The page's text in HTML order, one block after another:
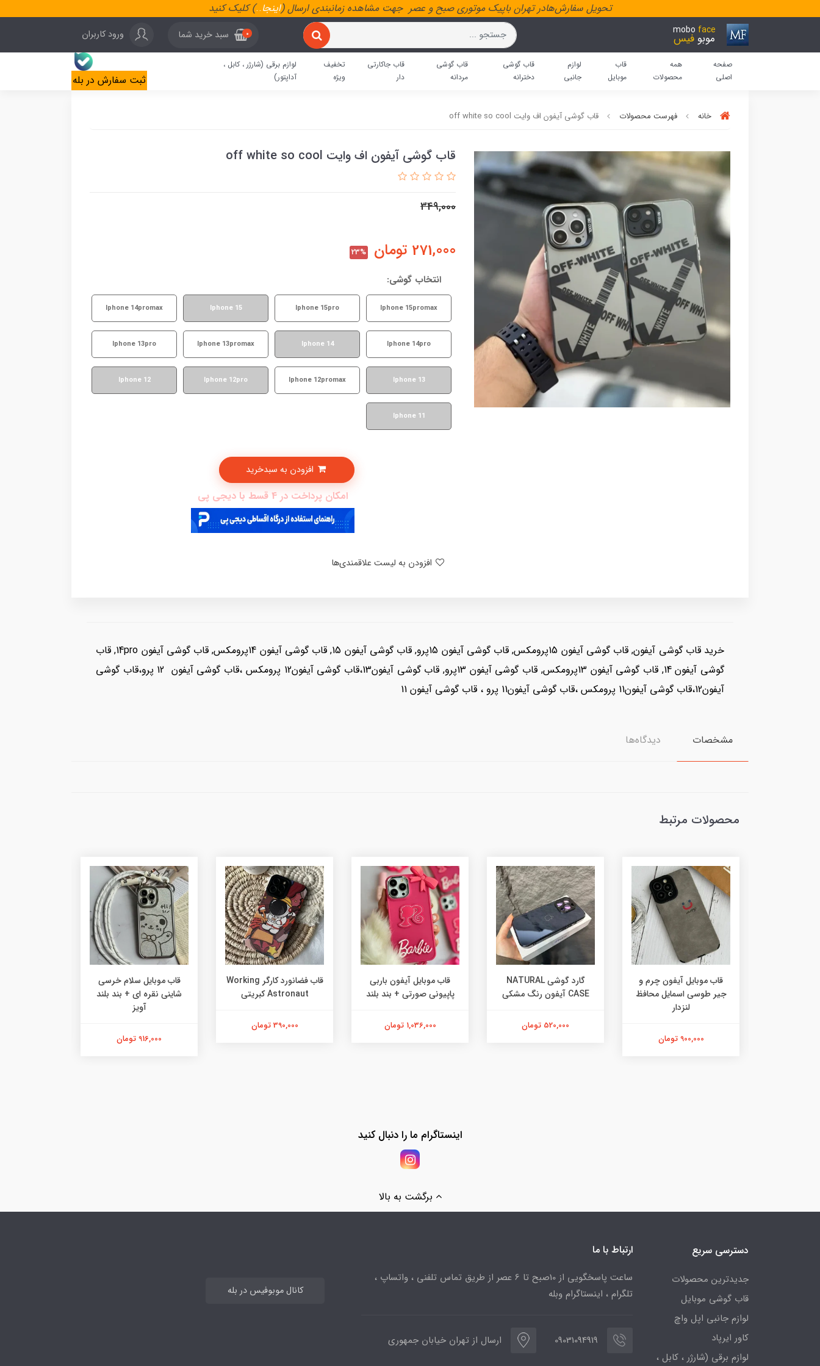
تحویل سفارش‌هادر تهران باپیک موتوری صبح و عصر جهت مشاهده زمانبندی ارسال (اینجا..) کلیک کنید
mobo face
موبو فیس 0 سبد خرید شما ورود کاربران
صفحه
اصلی
همه
محصولات
قاب
موبایل
لوازم
جانبی
قاب گوشی
دخترانه
قاب گوشی
مردانه
قاب جاکارتی
دار
تخفیف
ویژه
لوازم برقی (شارژر ، کابل ،
آداپتور)
ثبت سفارش در بله
خانه فهرست محصولات قاب گوشی آیفون اف وایت off white so cool
قاب گوشی آیفون اف وایت off white so cool
349,000
271,000 تومان 23%
انتخاب گوشی:
Iphone 15promax
Iphone 15pro
Iphone 15
Iphone 14promax
Iphone 14pro
Iphone 14
Iphone 13promax
Iphone 13pro
Iphone 13
Iphone 12promax
Iphone 12pro
Iphone 12
Iphone 11
امکان پرداخت در 4 قسط با دیجی پی
خرید قاب گوشی آیفون, قاب گوشی آیفون 15پرومکس, قاب گوشی آیفون 15پرو, قاب گوشی آیفون 15, قاب گوشی آیفون 14پرومکس, قاب گوشی آیفون 14pro, قاب
گوشی آیفون 14, قاب گوشی آیفون 13پرومکس, قاب گوشی آیفون 13پرو, قاب گوشی آیفون13،قاب گوشی آیفون12 پرومکس ،قاب گوشی آیفون 12 پرو،قاب گوشی
آیفون12،قاب گوشی آیفون11 پرومکس ،قاب گوشی آیفون11 پرو ، قاب گوشی آیفون 11
مشخصات دیدگاه‌ها
محصولات مرتبط
قاب موبایل آیفون چرم و
جیر طوسی اسمایل محافظ
لنزدار
900,000 تومان
گارد گوشی NATURAL
CASE آیفون رنگ مشکی
520,000 تومان
قاب موبایل آیفون باربی
پاپیونی صورتی + بند بلند
1,036,000 تومان
قاب فضانورد کارگر Working
Astronaut کبریتی
390,000 تومان
قاب موبایل سلام خرسی
شاینی نقره ای + بند بلند
آویز
916,000 تومان
اینستاگرام ما را دنبال کنید
برگشت به بالا
دسترسی سریع
جدیدترین محصولات
قاب گوشی موبایل
لوازم جانبی اپل واچ
کاور ایرپاد
لوازم برقی (شارژر ، کابل ،
ارتباط با ما
ساعت پاسخگویی از 10صبح تا 6 عصر از طریق تماس تلفنی ، واتساپ ،
تلگرام ، اینستاگرام وبله
09031094919 ارسال از تهران خیابان جمهوری
کانال موبوفیس در بله